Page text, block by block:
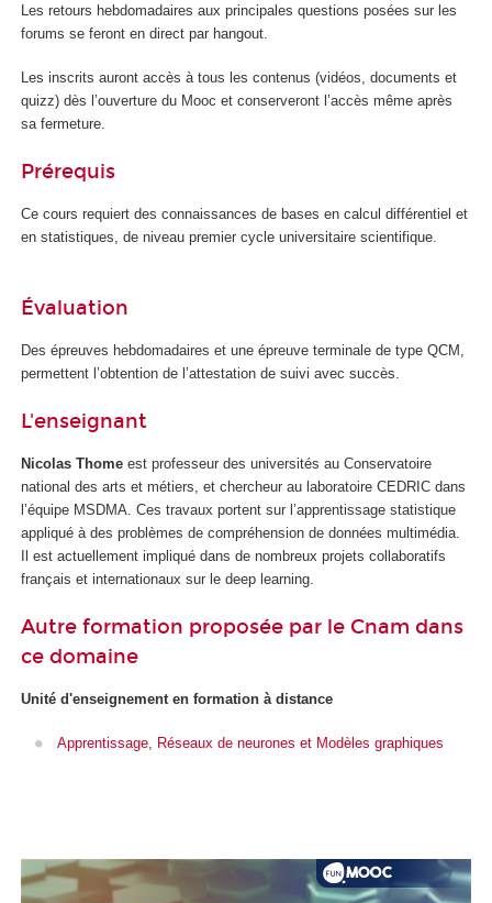
Les retours hebdomadaires aux principales questions posées sur les
forums se feront en direct par hangout.
Les inscrits auront accès à tous les contenus (vidéos, documents et
quizz) dès l’ouverture du Mooc et conserveront l’accès même après
sa fermeture.
Prérequis
Ce cours requiert des connaissances de bases en calcul différentiel et
en statistiques, de niveau premier cycle universitaire scientifique.
Évaluation
Des épreuves hebdomadaires et une épreuve terminale de type QCM,
permettent l’obtention de l’attestation de suivi avec succès.
L'enseignant
Nicolas Thome est professeur des universités au Conservatoire
national des arts et métiers, et chercheur au laboratoire CEDRIC dans
l’équipe MSDMA. Ces travaux portent sur l’apprentissage statistique
appliqué à des problèmes de compréhension de données multimédia.
Il est actuellement impliqué dans de nombreux projets collaboratifs
français et internationaux sur le deep learning.
Autre formation proposée par le Cnam dans
ce domaine
Unité d'enseignement en formation à distance
Apprentissage, Réseaux de neurones et Modèles graphiques